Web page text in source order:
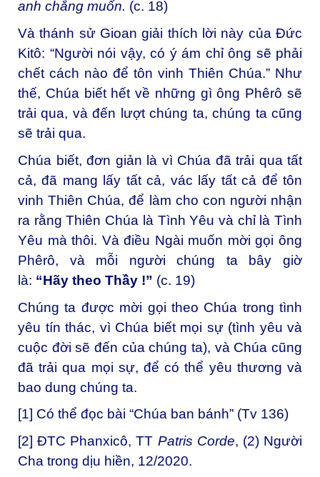
anh chẳng muốn. (c. 18)
Và thánh sử Gioan giải thích lời này của Đức
Kitô: “Người nói vậy, có ý ám chỉ ông sẽ phải
chết cách nào để tôn vinh Thiên Chúa.” Như
thế, Chúa biết hết về những gì ông Phêrô sẽ
trải qua, và đến lượt chúng ta, chúng ta cũng
sẽ trải qua.
Chúa biết, đơn giản là vì Chúa đã trải qua tất
cả, đã mang lấy tất cả, vác lấy tất cả để tôn
vinh Thiên Chúa, để làm cho con người nhận
ra rằng Thiên Chúa là Tình Yêu và chỉ là Tình
Yêu mà thôi. Và điều Ngài muốn mời gọi ông
Phêrô, và mỗi người chúng ta bây giờ
là: “Hãy theo Thầy !” (c. 19)
Chúng ta được mời gọi theo Chúa trong tình
yêu tín thác, vì Chúa biết mọi sự (tình yêu và
cuộc đời sẽ đến của chúng ta), và Chúa cũng
đã trải qua mọi sự, để có thể yêu thương và
bao dung chúng ta.
[1] Có thể đọc bài “Chúa ban bánh” (Tv 136)
[2] ĐTC Phanxicô, TT Patris Corde, (2) Người
Cha trong dịu hiền, 12/2020.